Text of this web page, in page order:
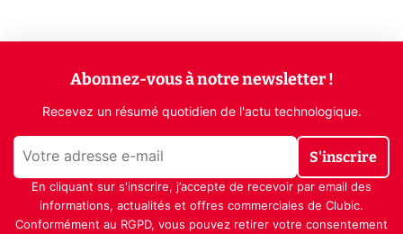
Abonnez-vous à notre newsletter !
Recevez un résumé quotidien de l'actu technologique.
S'inscrire
En cliquant sur s'inscrire, j’accepte de recevoir par email des
informations, actualités et offres commerciales de Clubic.
Conformément au RGPD, vous pouvez retirer votre consentement